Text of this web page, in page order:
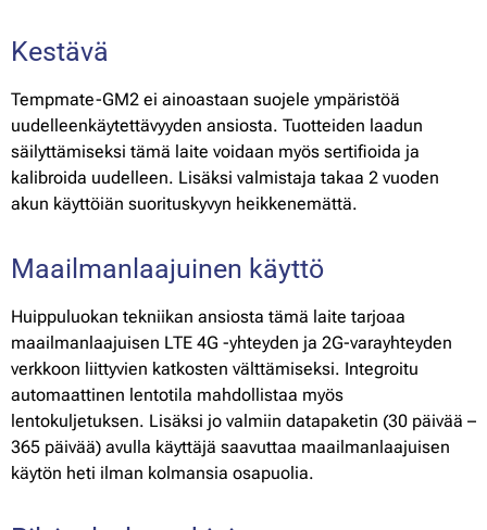
Kestävä
Tempmate-GM2 ei ainoastaan suojele ympäristöä
uudelleenkäytettävyyden ansiosta. Tuotteiden laadun
säilyttämiseksi tämä laite voidaan myös sertifioida ja
kalibroida uudelleen. Lisäksi valmistaja takaa 2 vuoden
akun käyttöiän suorituskyvyn heikkenemättä.
Maailmanlaajuinen käyttö
Huippuluokan tekniikan ansiosta tämä laite tarjoaa
maailmanlaajuisen LTE 4G -yhteyden ja 2G-varayhteyden
verkkoon liittyvien katkosten välttämiseksi. Integroitu
automaattinen lentotila mahdollistaa myös
lentokuljetuksen. Lisäksi jo valmiin datapaketin (30 päivää –
365 päivää) avulla käyttäjä saavuttaa maailmanlaajuisen
käytön heti ilman kolmansia osapuolia.